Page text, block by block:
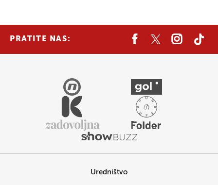
PRATITE NAS:
Uredništvo